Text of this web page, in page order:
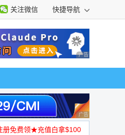
关注微信 快捷导航
广告 商业广告，理
广告 商业广告，理
册免费领★充值白拿$100